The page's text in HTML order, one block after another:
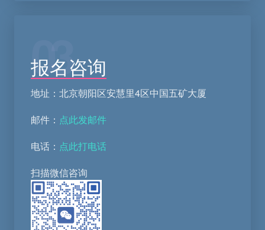
03
报名咨询
地址：北京朝阳区安慧里4区中国五矿大厦
邮件： 点此发邮件
电话： 点此打电话
扫描微信咨询